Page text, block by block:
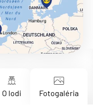
O lodi Fotogaléria